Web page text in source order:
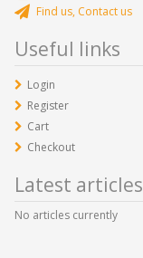
Find us, Contact us
Useful links
Login
Register
Cart
Checkout
Latest articles
No articles currently